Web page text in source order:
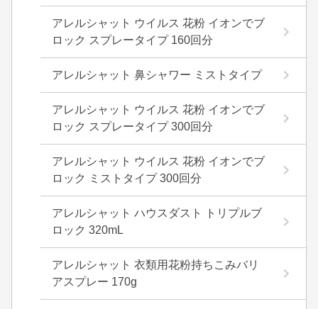
アレルシャット ウイルス 花粉 イオンでブ
ロック スプレータイプ 160回分
アレルシャット 鼻シャワー ミストタイプ
アレルシャット ウイルス 花粉 イオンでブ
ロック スプレータイプ 300回分
アレルシャット ウイルス 花粉 イオンでブ
ロック ミストタイプ 300回分
アレルシャット ハウスダスト トリプルブ
ロック 320mL
アレルシャット 衣類用花粉持ちこみバリ
アスプレー 170g